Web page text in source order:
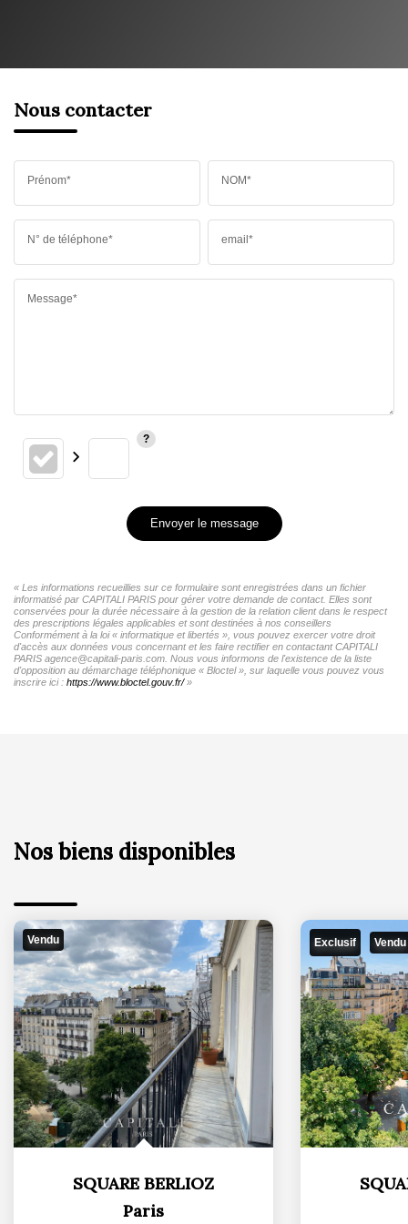
Nous contacter
Prénom* NOM*
N° de téléphone* email*
Message*
Envoyer le message
« Les informations recueillies sur ce formulaire sont enregistrées dans un fichier
informatisé par CAPITALI PARIS pour gérer votre demande de contact. Elles sont
conservées pour la durée nécessaire à la gestion de la relation client dans le respect
des prescriptions légales applicables et sont destinées à nos conseillers
Conformément à la loi « informatique et libertés », vous pouvez exercer votre droit
d'accès aux données vous concernant et les faire rectifier en contactant CAPITALI
PARIS agence@capitali-paris.com. Nous vous informons de l'existence de la liste
d'opposition au démarchage téléphonique « Bloctel », sur laquelle vous pouvez vous
inscrire ici : https://www.bloctel.gouv.fr/»
Vendu
SQUARE BERLIOZ
Paris
Exclusif Vendu